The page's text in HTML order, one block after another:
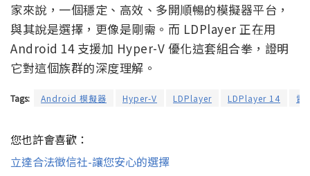
家來說，一個穩定、高效、多開順暢的模擬器平台，
與其說是選擇，更像是剛需。而 LDPlayer 正在用
Android 14 支援加 Hyper-V 優化這套組合拳，證明
它對這個族群的深度理解。
Tags: Android 模擬器 Hyper-V LDPlayer LDPlayer 14 雷
您也許會喜歡：
立達合法徵信社-讓您安心的選擇